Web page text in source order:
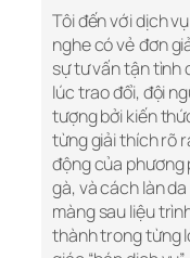
Tôi đến với dịch
nghe có vẻ đơn
sự tư vấn tận tình
lúc trao đổi, đội
tượng bởi kiến
từng giải thích rõ
động của
gà, và cách làn
màng sau liệu
thành trong từng